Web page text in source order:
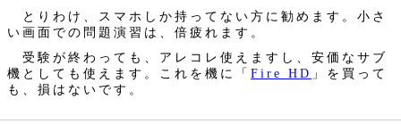
とりわけ、スマホしか持ってない方に勧めます。小さ
い画面での問題演習は、倍疲れます。
受験が終わっても、アレコレ使えますし、安価なサブ
機としても使えます。これを機に「 Fire HD 」を買って
も、損はないです。